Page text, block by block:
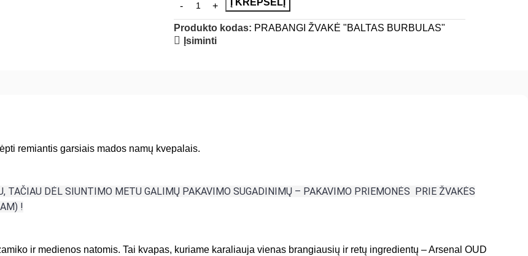
Į KREPŠELĮ
Produkto kodas: PRABANGI ŽVAKĖ "BALTAS BURBULAS"
Įsiminti
remiantis garsiais mados namų kvepalais.
TAČIAU DĖL SIUNTIMO METU GALIMŲ PAKAVIMO SUGADINIMŲ – PAKAVIMO PRIEMONĖS PRIE ŽVAKĖS
!
ir medienos natomis. Tai kvapas, kuriame karaliauja vienas brangiausių ir retų ingredientų – Arsenal OUD